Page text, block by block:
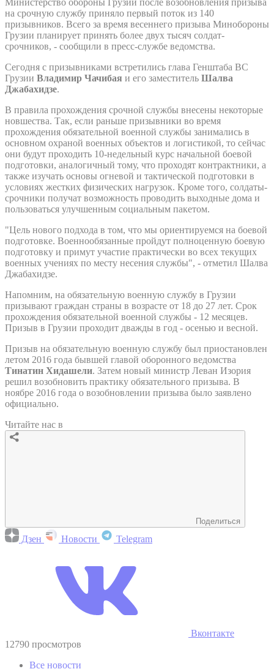
на срочную службу приняло первый поток из 140
призывников. Всего за время весеннего призыва Минобороны
Грузии планирует принять более двух тысяч солдат-
срочников, - сообщили в пресс-службе ведомства.
Сегодня с призывниками встретились глава Генштаба ВС
Грузии Владимир Чачибая и его заместитель Шалва
Джабахидзе.
В правила прохождения срочной службы внесены некоторые
новшества. Так, если раньше призывники во время
прохождения обязательной военной службы занимались в
основном охраной военных объектов и логистикой, то сейчас
они будут проходить 10-недельный курс начальной боевой
подготовки, аналогичный тому, что проходят контрактники, а
также изучать основы огневой и тактической подготовки в
условиях жестких физических нагрузок. Кроме того, солдаты-
срочники получат возможность проводить выходные дома и
пользоваться улучшенным социальным пакетом.
"Цель нового подхода в том, что мы ориентируемся на боевой
подготовке. Военнообязанные пройдут полноценную боевую
подготовку и примут участие практически во всех текущих
военных учениях по месту несения службы", - отметил Шалва
Джабахидзе.
Напомним, на обязательную военную службу в Грузии
призывают граждан страны в возрасте от 18 до 27 лет. Срок
прохождения обязательной военной службы - 12 месяцев.
Призыв в Грузии проходит дважды в год - осенью и весной.
Призыв на обязательную военную службу был приостановлен
летом 2016 года бывшей главой оборонного ведомства
Тинатин Хидашели. Затем новый министр Леван Изория
решил возобновить практику обязательного призыва. В
ноябре 2016 года о возобновлении призыва было заявлено
официально.
Читайте нас в
Поделиться
Дзен Новости Telegram
Вконтакте
12790 просмотров
Все новости